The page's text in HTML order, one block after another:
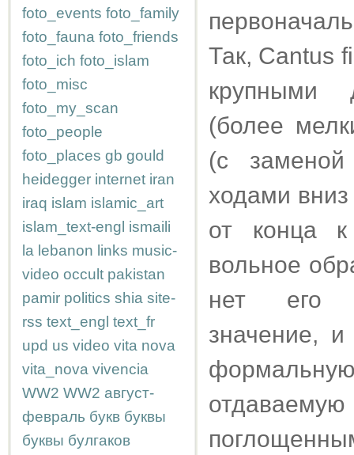
foto_events foto_family
foto_fauna foto_friends
foto_ich foto_islam
foto_misc
foto_my_scan
foto_people
foto_places gb gould
heidegger internet iran
iraq islam islamic_art
islam_text-engl ismaili
la lebanon links music-
video occult pakistan
pamir politics shia site-
rss text_engl text_fr
upd us video vita nova
vita_nova vivencia
WW2 WW2 август-
февраль букв буквы
буквы булгаков
Так, Cantus
крупными
(более
(с
ходами
от конца к
вольное
нет его
значение, и
формальную